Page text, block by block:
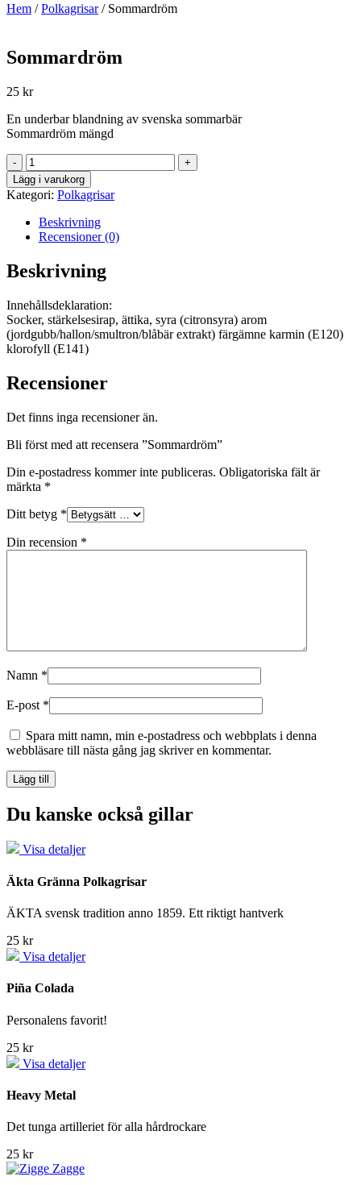
Hem /Polkagrisar/ Sommardröm
Sommardröm
25 kr
En underbar blandning av svenska sommarbär
Sommardröm mängd
-
Sommardröm
antal
+
Lägg i varukorg
Kategori: Polkagrisar
Beskrivning
Recensioner (0)
Beskrivning
Innehållsdeklaration:
Socker, stärkelsesirap, ättika, syra (citronsyra) arom
(jordgubb/hallon/smultron/blåbär extrakt) färgämne karmin (E120)
klorofyll (E141)
Recensioner
Det finns inga recensioner än.
Bli först med att recensera ”Sommardröm”
Din e-postadress kommer inte publiceras. Obligatoriska fält är
märkta *
Ditt betyg *
Din recension *
Namn *
E-post *
Spara mitt namn, min e-postadress och webbplats i denna
webbläsare till nästa gång jag skriver en kommentar.
Du kanske också gillar
Visa detaljer
Äkta Gränna Polkagrisar
ÄKTA svensk tradition anno 1859. Ett riktigt hantverk
25 kr
Visa detaljer
Piña Colada
Personalens favorit!
25 kr
Visa detaljer
Heavy Metal
Det tunga artilleriet för alla hårdrockare
25 kr